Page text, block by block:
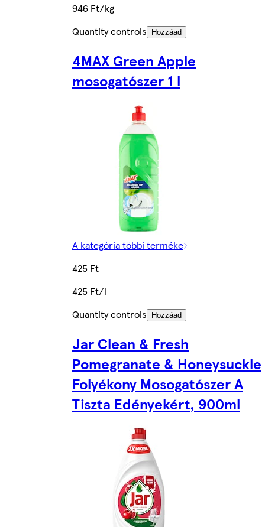
946 Ft/kg
Quantity controls
Hozzáad
4MAX Green Apple
mosogatószer 1 l
A kategória többi terméke
425 Ft
425 Ft/l
Quantity controls
Hozzáad
Jar Clean & Fresh
Pomegranate & Honeysuckle
Folyékony Mosogatószer A
Tiszta Edényekért, 900ml